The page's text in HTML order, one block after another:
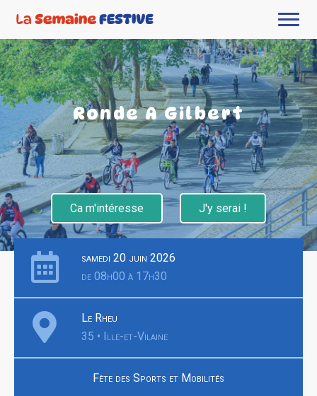
Ronde A Gilbert
Ca m'intéresse J'y serai !
samedi 20 juin 2026
de 08h00 à 17h30
Le Rheu
35 • Ille-et-Vilaine
Fête des Sports et Mobilités